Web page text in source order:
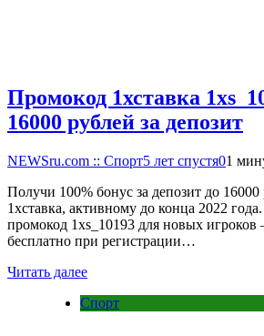
Промокод 1хставка
16000 рублей за депозит
NEWSru.com :: Спорт5 лет спустя01
Получи 100% бонус за депозит до
1хставка, активному до конца 2022
промокод 1xs_10193 для новых
бесплатно при регистрации…
Читать далее
Спорт